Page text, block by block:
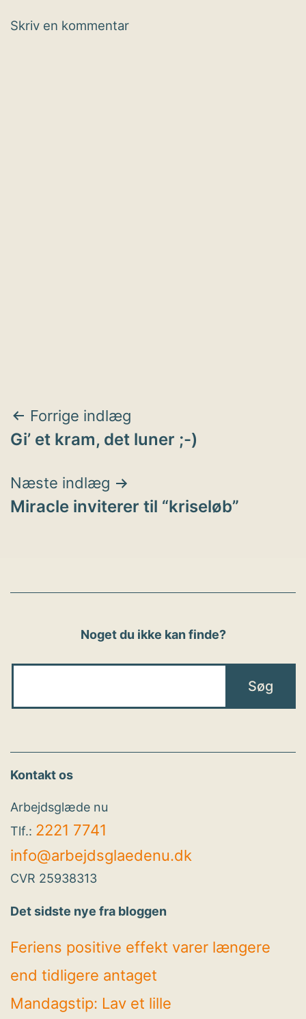
Skriv en kommentar
Indlægsnavigation
Forrige indlæg
Gi’ et kram, det luner ;-)
Næste indlæg
Miracle inviterer til “kriseløb”
Noget du ikke kan finde?
Kontakt os
Arbejdsglæde nu
Tlf.: 2221 7741
info@arbejdsglaedenu.dk
CVR 25938313
Det sidste nye fra bloggen
Feriens positive effekt varer længere
end tidligere antaget
Mandagstip: Lav et lille